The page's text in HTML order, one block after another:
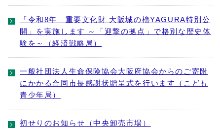
「令和8年 重要文化財 大阪城の櫓YAGURA特別公
開」を実施します ～「迎撃の拠点」で格別な歴史体
験を～（経済戦略局）
一般社団法人生命保険協会大阪府協会からのご寄附
にかかる合同市長感謝状贈呈式を行います（こども
青少年局）
初せりのお知らせ（中央卸売市場）